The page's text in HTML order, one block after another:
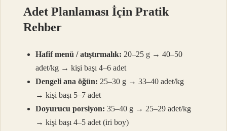
Adet Planlaması İçin Pratik
Rehber
Hafif menü / atıştırmalık: 20–25 g → 40–50
adet/kg → kişi başı 4–6 adet
Dengeli ana öğün: 25–30 g → 33–40 adet/kg
→ kişi başı 5–7 adet
Doyurucu porsiyon: 35–40 g → 25–29 adet/kg
→ kişi başı 4–5 adet (iri boy)